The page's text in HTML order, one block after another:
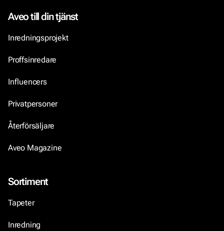
Aveo till din tjänst
Inredningsprojekt
Proffsinredare
Influencers
Privatpersoner
Återförsäljare
Aveo Magazine
Sortiment
Tapeter
Inredning